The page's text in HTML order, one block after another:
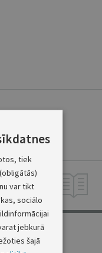
tiek
var tikt
sociālo
jebkurā
šajā